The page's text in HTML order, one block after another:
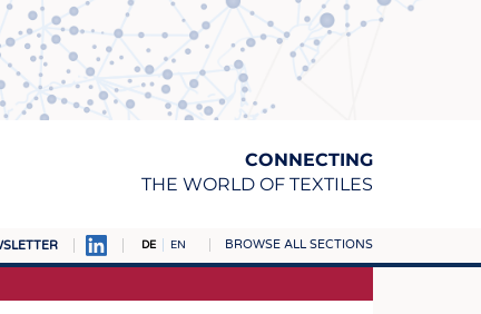
CONNECTING
THE WORLD OF TEXTILES
DE EN BROWSE ALL SECTIONS